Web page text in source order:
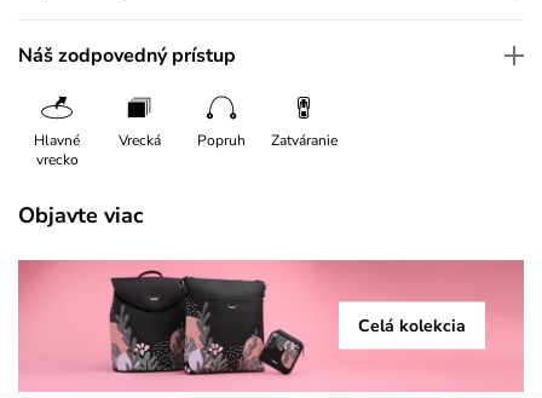
Náš zodpovedný prístup
Hlavné
vrecko
Vrecká Popruh Zatváranie
Objavte viac
Celá kolekcia